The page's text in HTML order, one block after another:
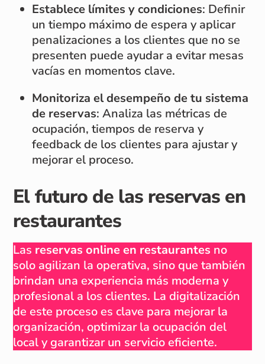
Establece límites y condiciones: Definir
un tiempo máximo de espera y aplicar
penalizaciones a los clientes que no se
presenten puede ayudar a evitar mesas
vacías en momentos clave.
Monitoriza el desempeño de tu sistema
de reservas: Analiza las métricas de
ocupación, tiempos de reserva y
feedback de los clientes para ajustar y
mejorar el proceso.
El futuro de las reservas en
restaurantes
Las reservas online en restaurantes no
solo agilizan la operativa, sino que también
brindan una experiencia más moderna y
profesional a los clientes. La digitalización
de este proceso es clave para mejorar la
organización, optimizar la ocupación del
local y garantizar un servicio eficiente.